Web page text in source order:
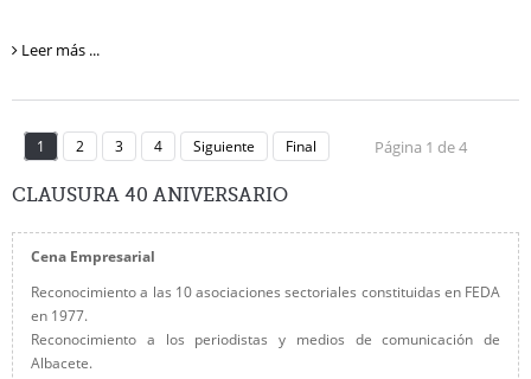
Leer más ...
1 2 3 4 Siguiente Final Página 1 de 4
CLAUSURA 40 ANIVERSARIO
Cena Empresarial
Reconocimiento a las 10 asociaciones sectoriales constituidas en FEDA
en 1977.
Reconocimiento a los periodistas y medios de comunicación de
Albacete.